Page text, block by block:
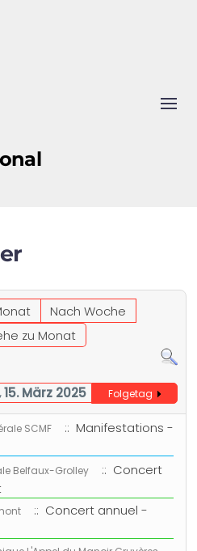
Nach Woche
zu Monat
März 2025 Folgetag
SCMF
:: Manifestations -
Belfaux-Grolley
:: Concert
:: Concert annuel -